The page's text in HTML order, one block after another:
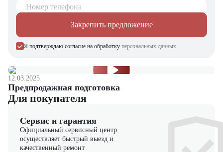
Комфортная кабина
оператора
также панорамным
остеклением,
обеспечивающим отличный
создаёт комфортные условия
его производительность и
снижает риск ошибок.
Мы предлагаем новые китайские погрузчики BUILDER ZL22
доступную цену. Ознакомьтесь с нашим каталогом моделей, чтобы
подобрать оптимальную комплектацию для вашего бизнеса.
Обратитесь к официальному дилеру ЦТО для получения подробной
консультации и информации о наличии, условиях доставки по
Номер телефона
Закрепить предложение
Я подтверждаю согласие на обработку персональных данных
12.03.2025
Предпродажная подготовка
Для покупателя
Сервис и гарантия
Официальный сервисный центр
осуществляет быстрый выезд и
качественный ремонт